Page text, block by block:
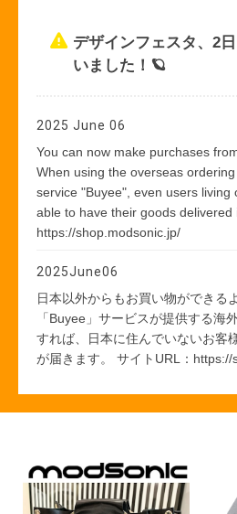
デザインフェスタ、2
いました！🪐
2025 June 06
You can now make purchases
When using the overseas
service "Buyee", even users living
able to have their goods delivered
https://shop.modsonic.jp/
2025June06
日本以外からもお買い物ができる
「Buyee」サービスが提供する海
すれば、日本に住んでいないお客
が届きます。 サイトURL：